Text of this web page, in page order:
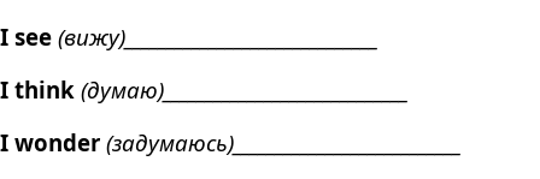
I see (вижу)______________________________
I think (думаю)_____________________________
I wonder (задумаюсь)___________________________